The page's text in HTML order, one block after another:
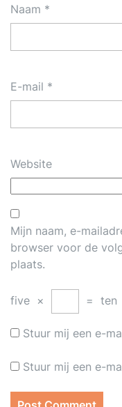
Naam *
E-mail *
Website
Mijn naam, e-
browser voor de
plaats.
five × = ten
Stuur mij een e-
Stuur mij een e-